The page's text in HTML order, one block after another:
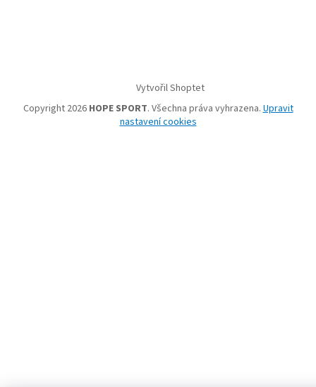
Vytvořil Shoptet
Copyright 2026 HOPE SPORT. Všechna práva vyhrazena. Upravit
nastavení cookies